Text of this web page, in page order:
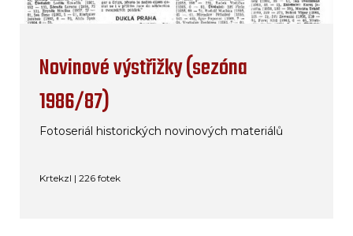
Novinové výstřižky (sezóna
1986/87)
Fotoseriál historických novinových materiálů
Krtekzl | 226 fotek